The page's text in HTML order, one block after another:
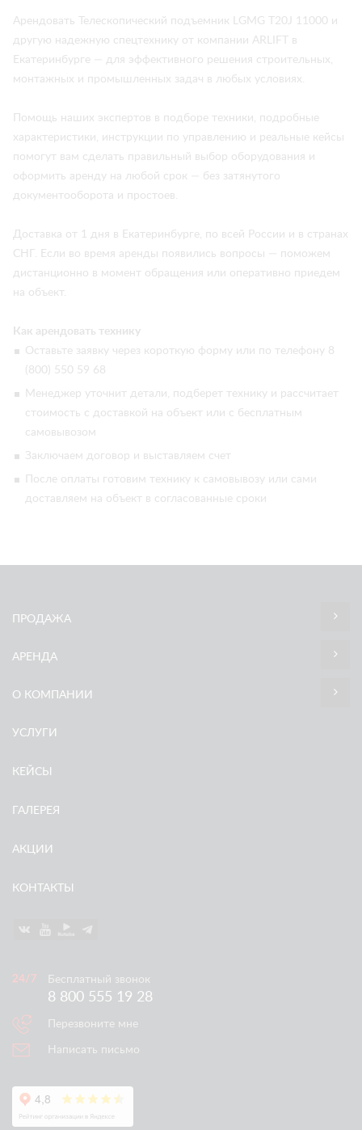
Арендовать Телескопический подъемник LGMG T20J 11000 и
другую надежную спецтехнику от компании ARLIFT в
Екатеринбурге — для эффективного решения строительных,
монтажных и промышленных задач в любых условиях.
Помощь наших экспертов в подборе техники, подробные
характеристики, инструкции по управлению и реальные кейсы
помогут вам сделать правильный выбор оборудования и
оформить аренду на любой срок — без затянутого
документооборота и простоев.
Доставка от 1 дня в Екатеринбурге, по всей России и в странах
СНГ. Если во время аренды появились вопросы — поможем
дистанционно в момент обращения или оперативно приедем
на объект.
Как арендовать технику
Оставьте заявку через короткую форму или по телефону 8
(800) 550 59 68
Менеджер уточнит детали, подберет технику и рассчитает
стоимость с доставкой на объект или с бесплатным
самовывозом
Заключаем договор и выставляем счет
После оплаты готовим технику к самовывозу или сами
доставляем на объект в согласованные сроки
ПРОДАЖА
АРЕНДА
О КОМПАНИИ
УСЛУГИ
КЕЙСЫ
ГАЛЕРЕЯ
АКЦИИ
КОНТАКТЫ
Бесплатный звонок
8 800 555 19 28
Перезвоните мне
Написать письмо